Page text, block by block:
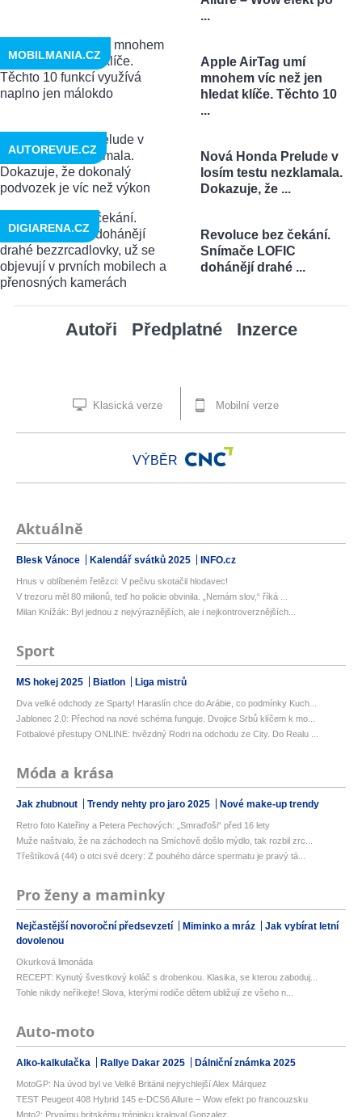
...
Apple AirTag umí
mnohem víc než jen
hledat klíče. Těchto 10
...
MOBILMANIA.CZ
Nová Honda Prelude v
losím testu nezklamala.
Dokazuje, že ...
AUTOREVUE.CZ
Revoluce bez čekání.
Snímače LOFIC
dohánějí drahé ...
DIGIARENA.CZ
Autoři Předplatné Inzerce
Klasická verze Mobilní verze
VÝBĚR
Aktuálně
Blesk Vánoce Kalendář svátků 2025 INFO.cz
Hnus v oblíbeném řetězci: V pečivu skotačil hlodavec!
V trezoru měl 80 milionů, teď ho policie obvinila. „Nemám slov,“ říká ...
Milan Knížák: Byl jednou z nejvýraznějších, ale i nejkontroverznějších...
Sport
MS hokej 2025 Biatlon Liga mistrů
Dva velké odchody ze Sparty! Haraslín chce do Arábie, co podmínky Kuch...
Jablonec 2.0: Přechod na nové schéma funguje. Dvojice Srbů klíčem k mo...
Fotbalové přestupy ONLINE: hvězdný Rodri na odchodu ze City. Do Realu ...
Móda a krása
Jak zhubnout Trendy nehty pro jaro 2025 Nové make-up trendy
Retro foto Kateřiny a Petera Pechových: „Smraďoši“ před 16 lety
Muže naštvalo, že na záchodech na Smíchově došlo mýdlo, tak rozbil zrc...
Třeštíková (44) o otci své dcery: Z pouhého dárce spermatu je pravý tá...
Pro ženy a maminky
Nejčastější novoroční předsevzetí Miminko a mráz
Jak vybírat letní
dovolenou
Okurková limonáda
RECEPT: Kynutý švestkový koláč s drobenkou. Klasika, se kterou zaboduj...
Tohle nikdy neříkejte! Slova, kterými rodiče dětem ubližují ze všeho n...
Auto-moto
Alko-kalkulačka Rallye Dakar 2025 Dálniční známka 2025
MotoGP: Na úvod byl ve Velké Británii nejrychlejší Alex Márquez
TEST Peugeot 408 Hybrid 145 e-DCS6 Allure – Wow efekt po francouzsku
Moto2: Prvnímu britskému tréninku kraloval Gonzalez